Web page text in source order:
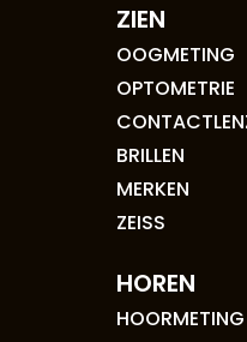
ZIEN
OOGMETING
OPTOMETRIE
BRILLEN
MERKEN
ZEISS
HOREN
HOORMETING